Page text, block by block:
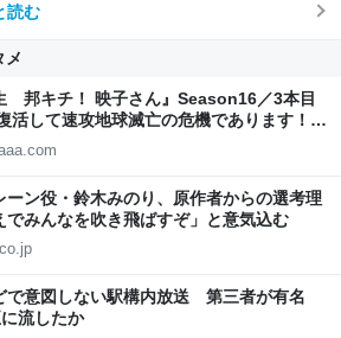
読む
メ
邦キチ！ 映子さん』Season16／3本目
活して速攻地球滅亡の危機であります！ -
ーン役・鈴木みのり、原作者からの選考理
みんなを吹き飛ばすぞ」と意気込む
で意図しない駅構内放送 第三者が有名
流したか